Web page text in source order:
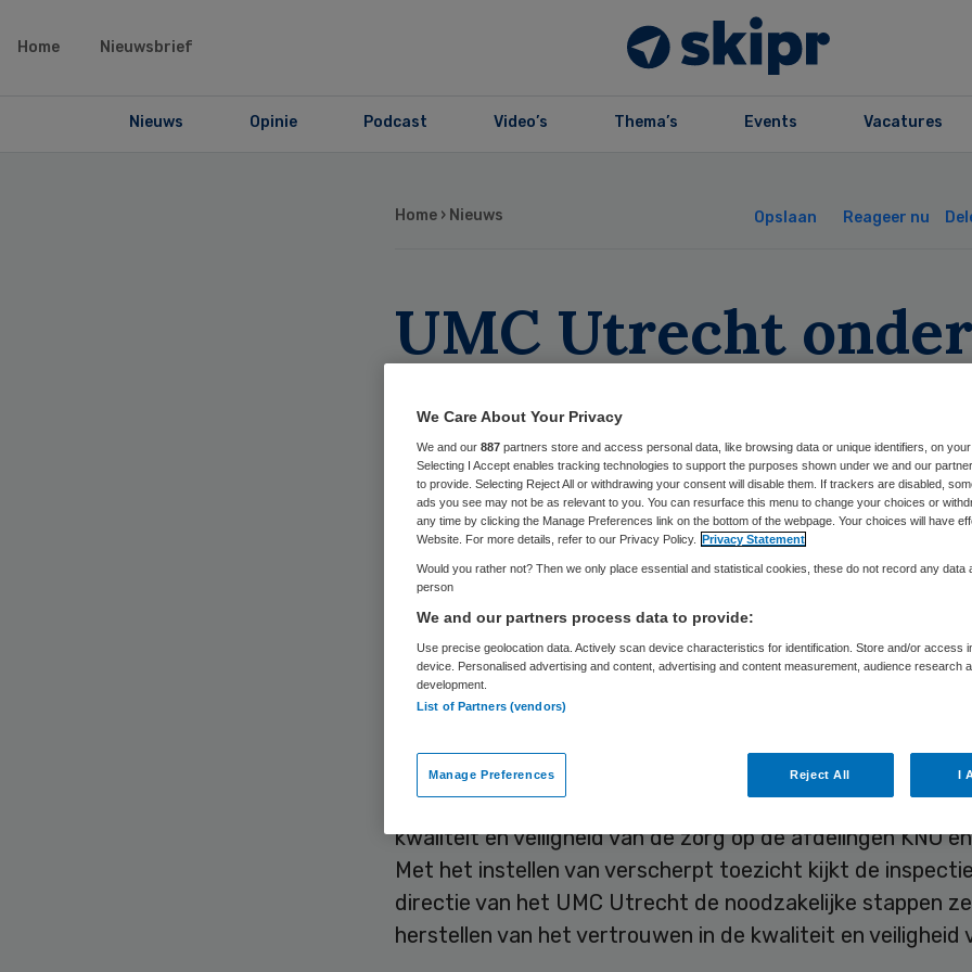
Home Nieuwsbrief
Nieuws Opinie Podcast Video’s Thema’s Events Vacatures
Home › Nieuws Opslaan Reageer nu
UMC Utrecht onder
verscherpt toezicht
Skipr Redactie 14 april 2016 ,10:39 172 keer gelezen
Het Universitair Medisch Centrum Utrecht is voor zes
onder verscherpt toezicht gesteld van de Inspectie voor de
Gezondheidszorg. Het ziekenhuis wordt al sinds oktober
nauwlettend in de gaten gehouden, naar aanleiding van
calamiteiten op de afdelingen keel-, neus- en oorheelkunde
en hoofd-hals chirurgische oncologie (HHCO).
De inspectie is naar eigen zeggen een onderzoek
kwaliteit en veiligheid van de zorg op de afdelingen KNO
Met het instellen van verscherpt toezicht kijkt de
directie van het UMC Utrecht de noodzakelijke stappen
herstellen van het vertrouwen in de kwaliteit en veiligheid
We Care About Your Privacy
We and our 887 partners store and access personal data, like browsing data or unique identifiers, on your
Selecting I Accept enables tracking technologies to support the purposes shown under we and our
to provide. Selecting Reject All or withdrawing your consent will disable them. If trackers are disabled,
ads you see may not be as relevant to you. You can resurface this menu to change your choices or
any time by clicking the Manage Preferences link on the bottom of the webpage. Your choices will have
Website. For more details, refer to our Privacy Policy.
Privacy Statement
Would you rather not? Then we only place essential and statistical cookies, these do not record any data
person
We and our partners process data to provide:
Use precise geolocation data. Actively scan device characteristics for identification. Store and/or access
device. Personalised advertising and content, advertising and content measurement, audience research
development.
List of Partners (vendors)
Manage Preferences Reject All I